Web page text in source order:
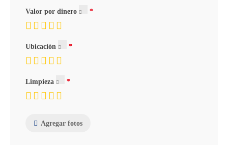
Valor por dinero
Ubicación
Limpieza
Agregar fotos